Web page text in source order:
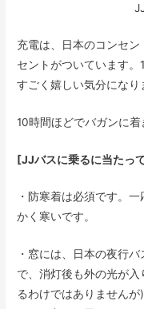
充電は、日本のコンセ
セントがついています
すごく嬉しい気分になり
10時間ほどでバガンに着
[JJバスに乗るに当たっ
・防寒着は必須です。
かく寒いです。
・窓には、日本の夜行
で、消灯後も外の光が
るわけではありません